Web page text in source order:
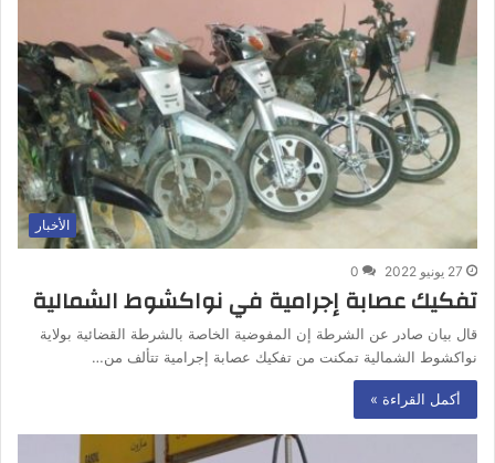
الأخبار
27 يونيو 2022 0
تفكيك عصابة إجرامية في نواكشوط الشمالية
قال بيان صادر عن الشرطة إن المفوضية الخاصة بالشرطة القضائية بولاية
نواكشوط الشمالية تمكنت من تفكيك عصابة إجرامية تتألف من…
أكمل القراءة »